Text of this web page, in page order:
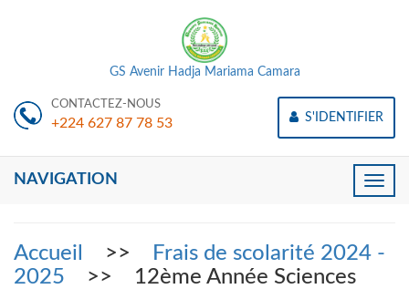
GS Avenir Hadja Mariama Camara
CONTACTEZ-NOUS
+224 627 87 78 53 S'IDENTIFIER
Toggle
NAVIGATION
Accueil >>
Frais de scolarité 2024 -
2025
>> 12ème Année Sciences